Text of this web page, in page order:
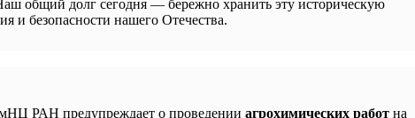
общий долг сегодня — бережно хранить эту историческую
и безопасности нашего Отечества.
РАН предупреждает о проведении агрохимических работ на